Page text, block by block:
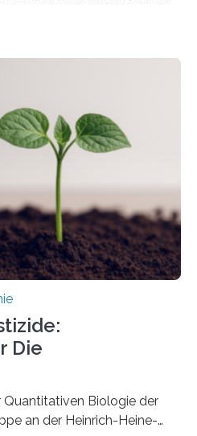
bekannte Stechmücken-
und hat sich in
erhalten. Es konnte als neue
werden und trägt
primaevus. Dieser erste
in Bernstein
Fossilfund einer
dar, denn…
Die
Quantitativen Biologie der
an der Heinrich-Heine-